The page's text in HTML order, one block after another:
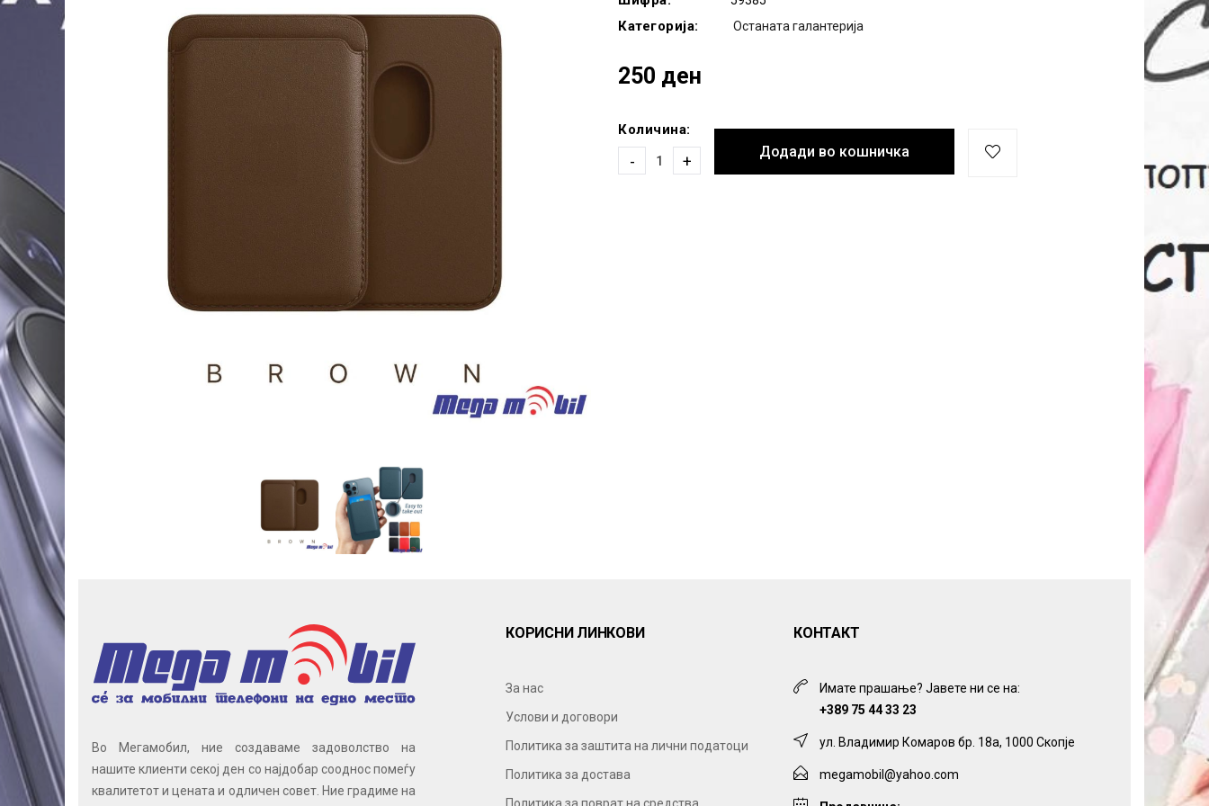
Категорија: Останата галантерија
250 ден
Количина:
- +
Додади во кошничка
Во Мегамобил, ние создаваме задоволство на
нашите клиенти секој ден со најдобар сооднос помеѓу
квалитетот и цената и одличен совет. Ние градиме на
КОРИСНИ ЛИНКОВИ
За нас
Услови и договори
Политика за заштита на лични податоци
Политика за достава
КОНТАКТ
Имате прашање? Јавете ни се на:
+389 75 44 33 23
ул. Владимир Комаров бр. 18а, 1000 Скопје
megamobil@yahoo.com